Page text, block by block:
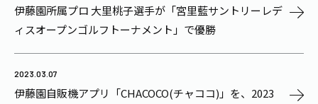
伊藤園所属プロ 大里桃子選手が「宮里藍サントリーレデ
ィスオープンゴルフトーナメント」で優勝
2023.03.07
伊藤園自販機アプリ「CHACOCO(チャココ)」を、2023